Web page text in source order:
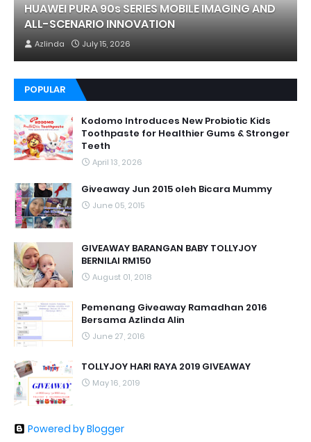
HUAWEI PURA 90s SERIES MOBILE IMAGING AND
ALL-SCENARIO INNOVATION
Azlinda July 15, 2026
POPULAR
Kodomo Introduces New Probiotic Kids
Toothpaste for Healthier Gums & Stronger
Teeth
April 13, 2026
Giveaway Jun 2015 oleh Bicara Mummy
June 05, 2015
GIVEAWAY BARANGAN BABY TOLLYJOY
BERNILAI RM150
August 01, 2018
Pemenang Giveaway Ramadhan 2016
Bersama Azlinda Alin
June 27, 2016
TOLLYJOY HARI RAYA 2019 GIVEAWAY
May 16, 2019
Powered by Blogger